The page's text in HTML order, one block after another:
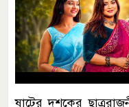
ষাটের দশকের